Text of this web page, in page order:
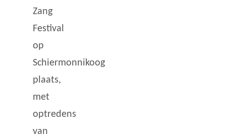
Zang
Festival
op
Schiermonnikoog
plaats,
met
optredens
van